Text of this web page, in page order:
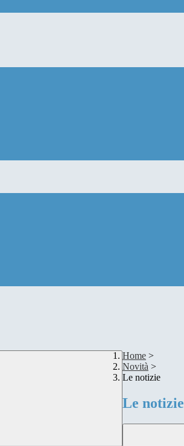
Home >
Novità >
Le notizie
Le notizie